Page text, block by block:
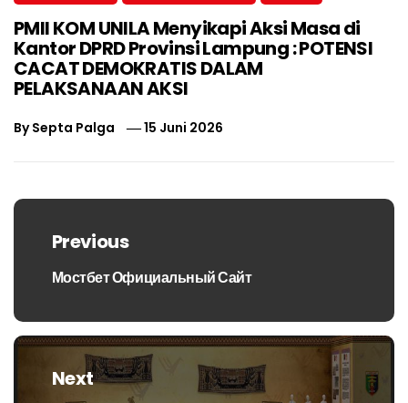
PMII KOM UNILA Menyikapi Aksi Masa di
Kantor DPRD Provinsi Lampung : POTENSI
CACAT DEMOKRATIS DALAM
PELAKSANAAN AKSI
BySepta Palga 15 Juni 2026
Navigasi
posPrevious
Previous
Мостбет Официальный Сайт
Next